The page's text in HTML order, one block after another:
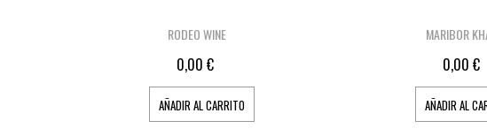
RODEO WINE
0,00 €
AÑADIR AL CARRITO
MARIBOR
0,00 €
AÑADIR AL